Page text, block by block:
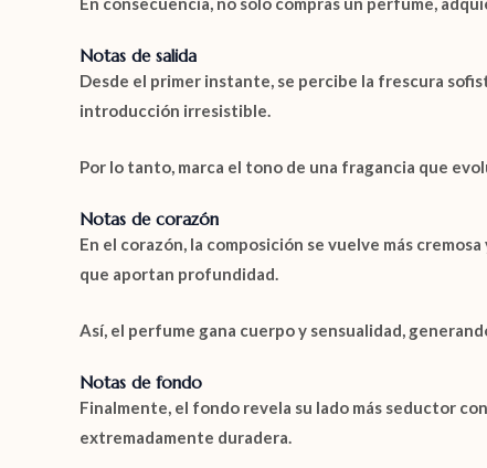
Notas de salida
Desde el primer instante, se percibe la frescura
introducción irresistible.
Por lo tanto, marca el tono de una fragancia que
Notas de corazón
En el corazón, la composición se vuelve más
que aportan profundidad.
Así, el perfume gana cuerpo y sensualidad,
Notas de fondo
Finalmente, el fondo revela su lado más seductor con
extremadamente duradera.